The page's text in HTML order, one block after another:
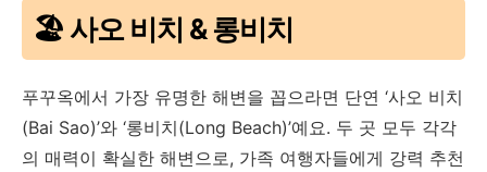
🏖️ 사오 비치 & 롱비치
푸꾸옥에서 가장 유명한 해변을 꼽으라면 단연 ‘사오 비치
(Bai Sao)’와 ‘롱비치(Long Beach)’예요. 두 곳 모두 각각
의 매력이 확실한 해변으로, 가족 여행자들에게 강력 추천